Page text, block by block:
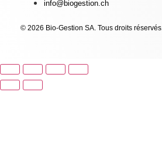
info@biogestion.ch
© 2026 Bio-Gestion SA. Tous droits réservés.